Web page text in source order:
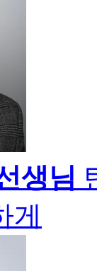
생님
게